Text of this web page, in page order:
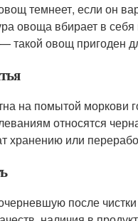
темнеет, если он
овоща вбирает в
такой овощ пригоден
на помытой моркови
относятся
хранению или
после